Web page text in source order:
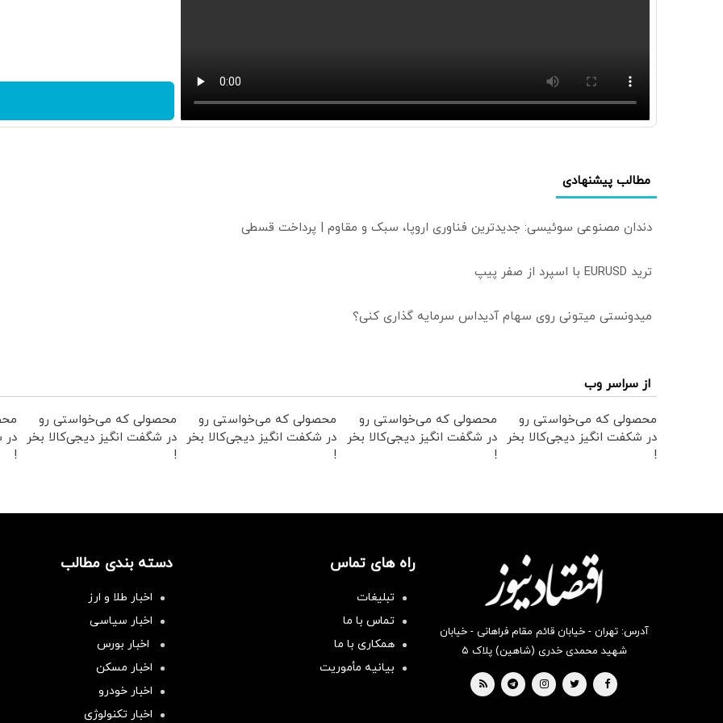
مطالب پیشنهادی
دندان مصنوعی سوئیسی: جدیدترین فناوری اروپا، سبک و مقاوم | پرداخت قسطی
ترید EURUSD با اسپرد از صفر پیپ
میدونستی میتونی روی سهام آدیداس سرمایه گذاری کنی؟
از سراسر وب
محصولی که می‌خواستی رو
در شکفت انگیز دیجی‌کالا بخر
!
محصولی که می‌خواستی رو
در شگفت انگیز دیجی‌کالا بخر
!
محصولی که می‌خواستی رو
در شکفت انگیز دیجی‌کالا بخر
!
محصولی که می‌خواستی رو
در شگفت انگیز دیجی‌کالا بخر
!
در
!
آدرس: تهران - خیابان قائم مقام فراهانی - خیابان
شهید محمدی خدری (شاهین) پلاک ۵
راه های تماس
تبلیغات
تماس با ما
همکاری با ما
بیانیه مأموریت
دسته بندی مطالب
اخبار طلا و ارز
اخبار سیاسی
اخبار بورس
اخبار مسکن
اخبار خودرو
اخبار تکنولوژی